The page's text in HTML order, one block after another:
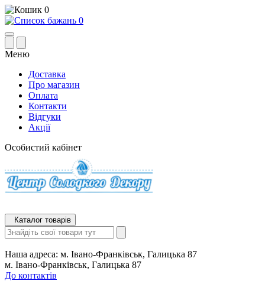
0
0
Меню
Доставка
Про магазин
Оплата
Контакти
Відгуки
Акції
Особистий кабінет
Каталог товарів
Наша адреса: м. Івано-Франківськ, Галицька 87
м. Івано-Франківськ, Галицька 87
До контактів